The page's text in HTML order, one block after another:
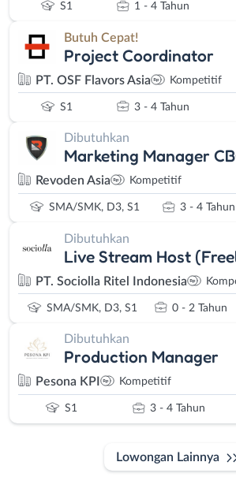
S1 1 - 4 Tahun
Butuh Cepat!
Project Coordinator
PT. OSF Flavors Asia Kompetitif
S1 3 - 4 Tahun
Dibutuhkan
Marketing Manager
Revoden Asia Kompetitif
SMA/SMK, D3, S1 3 - 4 Tahun
Dibutuhkan
Live Stream Host
PT. Sociolla Ritel Indonesia
SMA/SMK, D3, S1 0 - 2 Tahun
Dibutuhkan
Production Manager
Pesona KPI Kompetitif
S1 3 - 4 Tahun
Lowongan Lainnya